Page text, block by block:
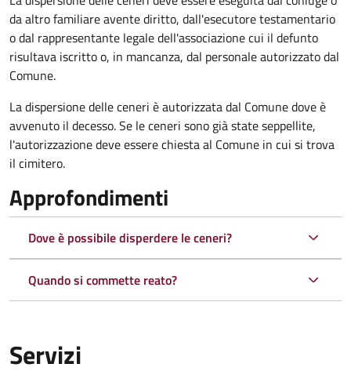
da altro familiare avente diritto, dall'esecutore testamentario
o dal rappresentante legale dell'associazione cui il defunto
risultava iscritto o, in mancanza, dal personale autorizzato dal
Comune.
La dispersione delle ceneri è autorizzata dal Comune dove è
avvenuto il decesso. Se le ceneri sono già state seppellite,
l'autorizzazione deve essere chiesta al Comune in cui si trova
il cimitero.
Approfondimenti
Dove è possibile disperdere le ceneri?
Quando si commette reato?
Servizi